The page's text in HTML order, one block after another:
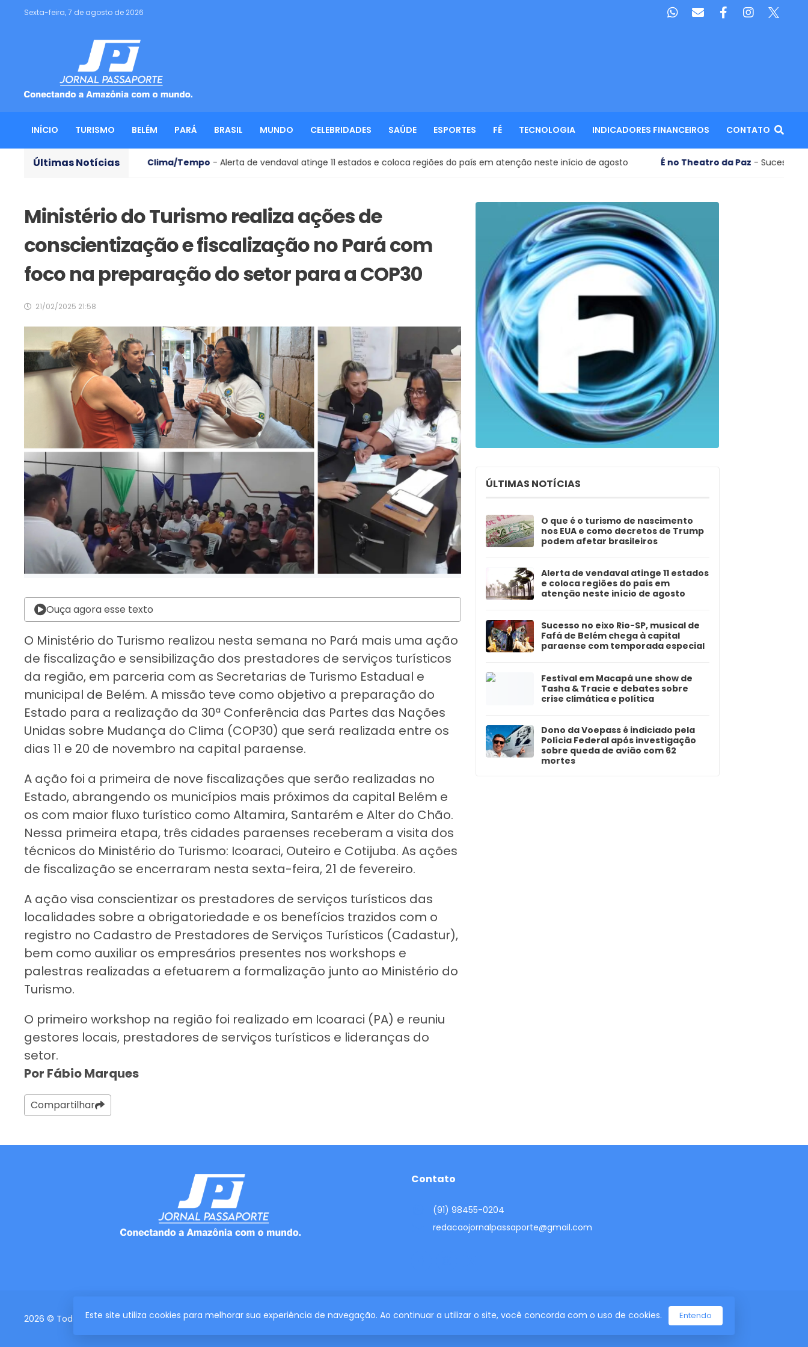
Sexta-feira, 7 de agosto de 2026
INÍCIO TURISMO BELÉM PARÁ BRASIL MUNDO CELEBRIDADES SAÚDE ESPORTES FÉ TECNOLOGIA INDICADORES FINANCEIROS CONTATO
Últimas Notícias
brasileiros Clima/Tempo- Alerta de vendaval atinge 11 estados e coloca regiões do país em atenção neste início de agosto É no Theatro da Paz- Sucesso no eixo Rio-
Ministério do Turismo realiza ações de
conscientização e fiscalização no Pará com
foco na preparação do setor para a COP30
21/02/2025 21:58
Ouça agora esse texto
O Ministério do Turismo realizou nesta semana no Pará mais uma ação
de fiscalização e sensibilização dos prestadores de serviços turísticos
da região, em parceria com as Secretarias de Turismo Estadual e
municipal de Belém. A missão teve como objetivo a preparação do
Estado para a realização da 30ª Conferência das Partes das Nações
Unidas sobre Mudança do Clima (COP30) que será realizada entre os
dias 11 e 20 de novembro na capital paraense.
A ação foi a primeira de nove fiscalizações que serão realizadas no
Estado, abrangendo os municípios mais próximos da capital Belém e
os com maior fluxo turístico como Altamira, Santarém e Alter do Chão.
Nessa primeira etapa, três cidades paraenses receberam a visita dos
técnicos do Ministério do Turismo: Icoaraci, Outeiro e Cotijuba. As ações
de fiscalização se encerraram nesta sexta-feira, 21 de fevereiro.
A ação visa conscientizar os prestadores de serviços turísticos das
localidades sobre a obrigatoriedade e os benefícios trazidos com o
registro no Cadastro de Prestadores de Serviços Turísticos (Cadastur),
bem como auxiliar os empresários presentes nos workshops e
palestras realizadas a efetuarem a formalização junto ao Ministério do
Turismo.
O primeiro workshop na região foi realizado em Icoaraci (PA) e reuniu
gestores locais, prestadores de serviços turísticos e lideranças do
setor.
Por Fábio Marques
Compartilhar
ÚLTIMAS NOTÍCIAS
O que é o turismo de nascimento
nos EUA e como decretos de Trump
podem afetar brasileiros
Alerta de vendaval atinge 11 estados
e coloca regiões do país em
atenção neste início de agosto
Sucesso no eixo Rio-SP, musical de
Fafá de Belém chega à capital
paraense com temporada especial
Festival em Macapá une show de
Tasha & Tracie e debates sobre
crise climática e política
Dono da Voepass é indiciado pela
Polícia Federal após investigação
sobre queda de avião com 62
mortes
Este site utiliza cookies para melhorar sua experiência de navegação. Ao continuar a utilizar o site, você concorda com o uso de cookies. Entendo
Contato
(91) 98455-0204
redacaojornalpassaporte@gmail.com
2026 © Todos os direitos reservados.